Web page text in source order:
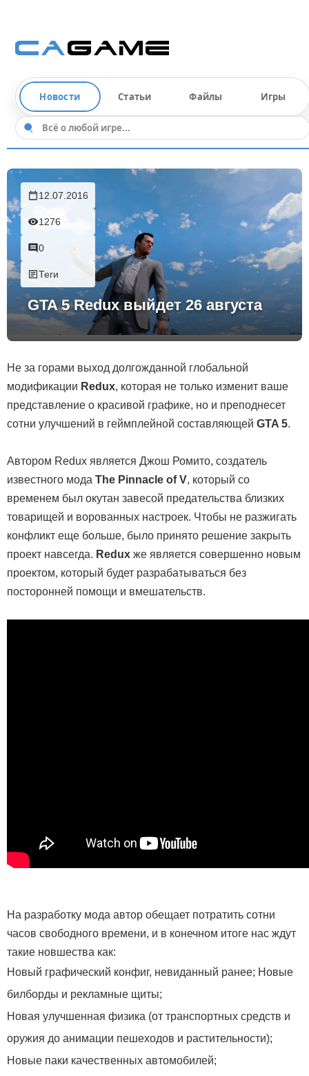
Новости Статьи Файлы Игры
12.07.2016
1276
0
Теги
GTA 5 Redux выйдет 26 августа
Не за горами выход долгожданной глобальной
модификации Redux, которая не только изменит ваше
представление о красивой графике, но и преподнесет
сотни улучшений в геймплейной составляющей GTA 5.
Автором Redux является Джош Ромито, создатель
известного мода The Pinnacle of V, который со
временем был окутан завесой предательства близких
товарищей и ворованных настроек. Чтобы не разжигать
конфликт еще больше, было принято решение закрыть
проект навсегда. Redux же является совершенно новым
проектом, который будет разрабатываться без
посторонней помощи и вмешательств.
На разработку мода автор обещает потратить сотни
часов свободного времени, и в конечном итоге нас ждут
такие новшества как:
Новый графический конфиг, невиданный ранее; Новые
билборды и рекламные щиты;
Новая улучшенная физика (от транспортных средств и
оружия до анимации пешеходов и растительности);
Новые паки качественных автомобилей;